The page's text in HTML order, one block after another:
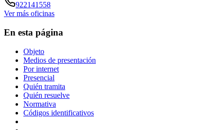
922141558
Ver más oficinas
En esta página
Objeto
Medios de presentación
Por internet
Presencial
Quién tramita
Quién resuelve
Normativa
Códigos identificativos